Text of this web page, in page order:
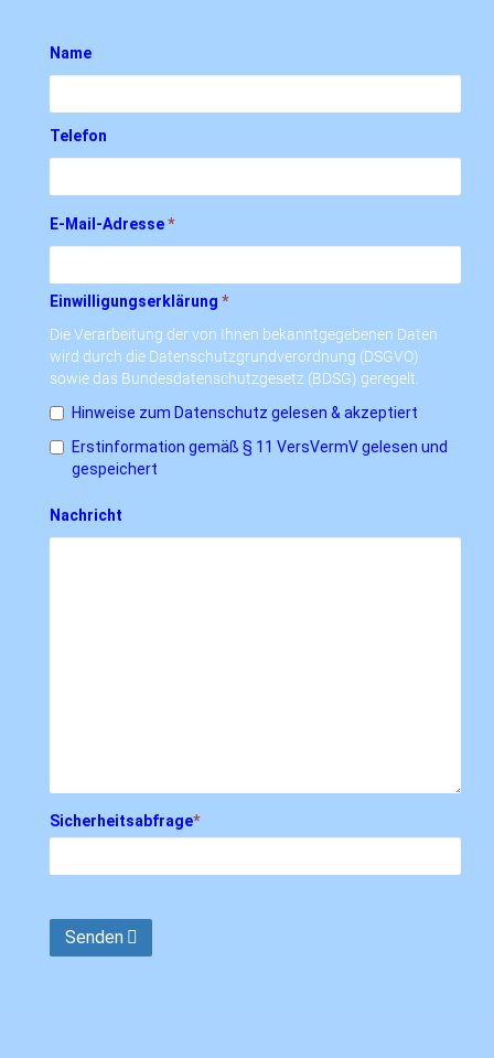
Name
Telefon
E-Mail-Adresse*
Einwilligungserklärung *
Die Verarbeitung der von Ihnen bekanntgegebenen Daten
wird durch die Datenschutzgrundverordnung (DSGVO)
sowie das Bundesdatenschutzgesetz (BDSG) geregelt.
Hinweise zum Datenschutz gelesen & akzeptiert
Erstinformation gemäß § 11 VersVermV gelesen und
gespeichert
Nachricht
Sicherheitsabfrage*
Senden